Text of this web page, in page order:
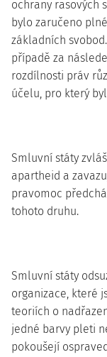
ochrany rasových
bylo zaručeno
základních
případě za
rozdílnosti práv
účelu, pro který
Smluvní státy
apartheid a
pravomoc
tohoto druhu.
Smluvní státy
organizace, které
teoriích o
jedné barvy pleti
pokoušejí